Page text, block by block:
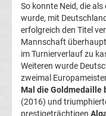
Liste
Fußballspieler
und
Legenden
So konnte Neid, die
wurde, mit
erfolgreich den Titel
Mannschaft
im Turnierverlauf zu
Weiteren wurde
zweimal
Mal die Goldmedaille
(2016) und
prestigeträchtigen